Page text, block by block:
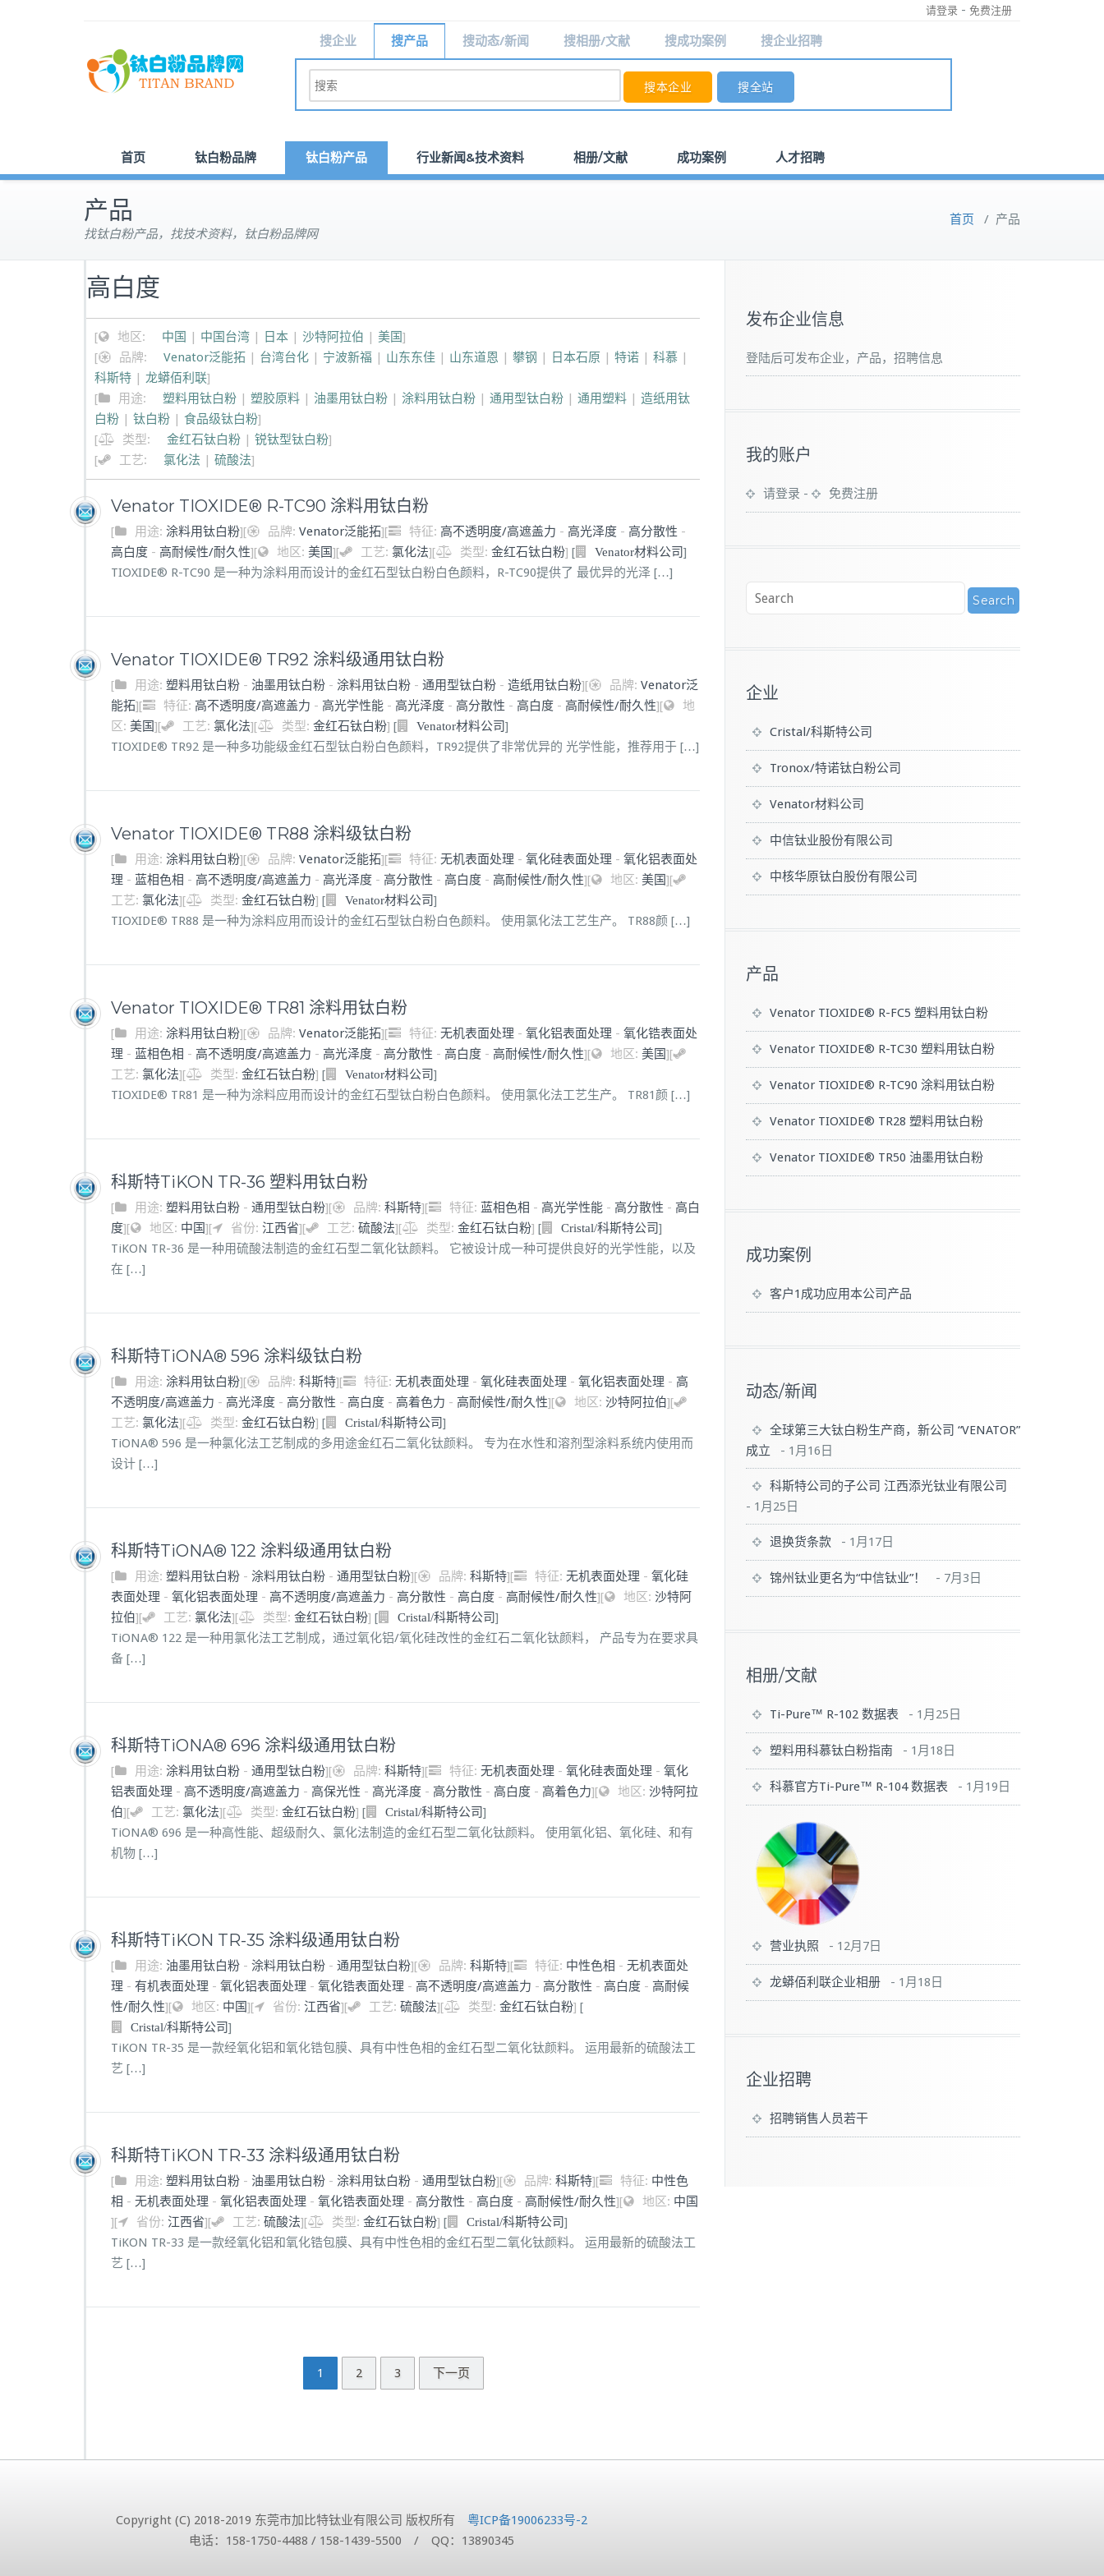
请登录 - 免费注册
搜企业 搜产品 搜动态/新闻 搜相册/文献 搜成功案例 搜企业招聘
首页 钛白粉品牌 钛白粉产品 行业新闻&技术资料 相册/文献 成功案例 人才招聘
产品
找钛白粉产品，找技术资料，钛白粉品牌网
首页 / 产品
高白度
[ 地区: 中国 | 中国台湾 | 日本 | 沙特阿拉伯 | 美国]
[
品牌: Venator泛能拓 | 台湾台化 | 宁波新福 | 山东东佳 | 山东道恩 | 攀钢 | 日本石原 | 特诺 | 科慕 |
科斯特 | 龙蟒佰利联]
[
用途: 塑料用钛白粉 | 塑胶原料 | 油墨用钛白粉 | 涂料用钛白粉 | 通用型钛白粉 | 通用塑料 | 造纸用钛
白粉 | 钛白粉 | 食品级钛白粉]
[
类型: 金红石钛白粉 | 锐钛型钛白粉]
[
工艺: 氯化法 | 硫酸法]
Venator TIOXIDE® R-TC90 涂料用钛白粉
[ 用途: 涂料用钛白粉][ 品牌: Venator泛能拓][ 特征: 高不透明度/高遮盖力 - 高光泽度 - 高分散性 -
高白度 - 高耐候性/耐久性][ 地区: 美国][ 工艺: 氯化法][ 类型: 金红石钛白粉] [ Venator材料公司 ]
TIOXIDE® R-TC90 是一种为涂料用而设计的金红石型钛白粉白色颜料，R-TC90提供了 最优异的光泽 […]
Venator TIOXIDE® TR92 涂料级通用钛白粉
[ 用途: 塑料用钛白粉 - 油墨用钛白粉 - 涂料用钛白粉 - 通用型钛白粉 - 造纸用钛白粉][ 品牌: Venator泛
能拓][ 特征: 高不透明度/高遮盖力 - 高光学性能 - 高光泽度 - 高分散性 - 高白度 - 高耐候性/耐久性][
地
区: 美国][ 工艺: 氯化法][ 类型: 金红石钛白粉] [ Venator材料公司 ]
TIOXIDE® TR92 是一种多功能级金红石型钛白粉白色颜料，TR92提供了非常优异的 光学性能，推荐用于 […]
Venator TIOXIDE® TR88 涂料级钛白粉
[ 用途: 涂料用钛白粉][ 品牌: Venator泛能拓][ 特征: 无机表面处理 - 氧化硅表面处理 - 氧化铝表面处
理 - 蓝相色相 - 高不透明度/高遮盖力 - 高光泽度 - 高分散性 - 高白度 - 高耐候性/耐久性][ 地区: 美国][
工艺: 氯化法][ 类型: 金红石钛白粉] [ Venator材料公司 ]
TIOXIDE® TR88 是一种为涂料应用而设计的金红石型钛白粉白色颜料。 使用氯化法工艺生产。 TR88颜 […]
Venator TIOXIDE® TR81 涂料用钛白粉
[ 用途: 涂料用钛白粉][ 品牌: Venator泛能拓][ 特征: 无机表面处理 - 氧化铝表面处理 - 氧化锆表面处
理 - 蓝相色相 - 高不透明度/高遮盖力 - 高光泽度 - 高分散性 - 高白度 - 高耐候性/耐久性][ 地区: 美国][
工艺: 氯化法][ 类型: 金红石钛白粉] [ Venator材料公司 ]
TIOXIDE® TR81 是一种为涂料应用而设计的金红石型钛白粉白色颜料。 使用氯化法工艺生产。 TR81颜 […]
科斯特TiKON TR-36 塑料用钛白粉
[ 用途: 塑料用钛白粉 - 通用型钛白粉][ 品牌: 科斯特][ 特征: 蓝相色相 - 高光学性能 - 高分散性 - 高白
度][ 地区: 中国][ 省份: 江西省][ 工艺: 硫酸法][ 类型: 金红石钛白粉] [ Cristal/科斯特公司 ]
TiKON TR-36 是一种用硫酸法制造的金红石型二氧化钛颜料。 它被设计成一种可提供良好的光学性能，以及
在 […]
科斯特TiONA® 596 涂料级钛白粉
[ 用途: 涂料用钛白粉][ 品牌: 科斯特][ 特征: 无机表面处理 - 氧化硅表面处理 - 氧化铝表面处理 - 高
不透明度/高遮盖力 - 高光泽度 - 高分散性 - 高白度 - 高着色力 - 高耐候性/耐久性][ 地区: 沙特阿拉伯][
工艺: 氯化法][ 类型: 金红石钛白粉] [ Cristal/科斯特公司 ]
TiONA® 596 是一种氯化法工艺制成的多用途金红石二氧化钛颜料。 专为在水性和溶剂型涂料系统内使用而
设计 […]
科斯特TiONA® 122 涂料级通用钛白粉
[ 用途: 塑料用钛白粉 - 涂料用钛白粉 - 通用型钛白粉][ 品牌: 科斯特][ 特征: 无机表面处理 - 氧化硅
表面处理 - 氧化铝表面处理 - 高不透明度/高遮盖力 - 高分散性 - 高白度 - 高耐候性/耐久性][ 地区: 沙特阿
拉伯][ 工艺: 氯化法][ 类型: 金红石钛白粉] [ Cristal/科斯特公司 ]
TiONA® 122 是一种用氯化法工艺制成，通过氧化铝/氧化硅改性的金红石二氧化钛颜料， 产品专为在要求具
备 […]
科斯特TiONA® 696 涂料级通用钛白粉
[ 用途: 涂料用钛白粉 - 通用型钛白粉][ 品牌: 科斯特][ 特征: 无机表面处理 - 氧化硅表面处理 - 氧化
铝表面处理 - 高不透明度/高遮盖力 - 高保光性 - 高光泽度 - 高分散性 - 高白度 - 高着色力][ 地区: 沙特阿拉
伯][ 工艺: 氯化法][ 类型: 金红石钛白粉] [ Cristal/科斯特公司 ]
TiONA® 696 是一种高性能、超级耐久、氯化法制造的金红石型二氧化钛颜料。 使用氧化铝、氧化硅、和有
机物 […]
科斯特TiKON TR-35 涂料级通用钛白粉
[ 用途: 油墨用钛白粉 - 涂料用钛白粉 - 通用型钛白粉][ 品牌: 科斯特][ 特征: 中性色相 - 无机表面处
理 - 有机表面处理 - 氧化铝表面处理 - 氧化锆表面处理 - 高不透明度/高遮盖力 - 高分散性 - 高白度 - 高耐候
性/耐久性][ 地区: 中国][ 省份: 江西省][ 工艺: 硫酸法][ 类型: 金红石钛白粉] [
Cristal/科斯特公司 ]
TiKON TR-35 是一款经氧化铝和氧化锆包膜、具有中性色相的金红石型二氧化钛颜料。 运用最新的硫酸法工
艺 […]
科斯特TiKON TR-33 涂料级通用钛白粉
[ 用途: 塑料用钛白粉 - 油墨用钛白粉 - 涂料用钛白粉 - 通用型钛白粉][ 品牌: 科斯特][ 特征: 中性色
相 - 无机表面处理 - 氧化铝表面处理 - 氧化锆表面处理 - 高分散性 - 高白度 - 高耐候性/耐久性][ 地区: 中国
][ 省份: 江西省][ 工艺: 硫酸法][ 类型: 金红石钛白粉] [ Cristal/科斯特公司 ]
TiKON TR-33 是一款经氧化铝和氧化锆包膜、具有中性色相的金红石型二氧化钛颜料。 运用最新的硫酸法工
艺 […]
1 2 3 下一页
发布企业信息
登陆后可发布企业，产品，招聘信息
我的账户
请登录 - 免费注册
企业
Cristal/科斯特公司
Tronox/特诺钛白粉公司
Venator材料公司
中信钛业股份有限公司
中核华原钛白股份有限公司
产品
Venator TIOXIDE® R-FC5 塑料用钛白粉
Venator TIOXIDE® R-TC30 塑料用钛白粉
Venator TIOXIDE® R-TC90 涂料用钛白粉
Venator TIOXIDE® TR28 塑料用钛白粉
Venator TIOXIDE® TR50 油墨用钛白粉
成功案例
客户1成功应用本公司产品
动态/新闻
全球第三大钛白粉生产商，新公司 “VENATOR”
成立
- 1月16日
科斯特公司的子公司 江西添光钛业有限公司
- 1月25日
退换货条款 - 1月17日
锦州钛业更名为“中信钛业”！ - 7月3日
相册/文献
Ti-Pure™ R-102 数据表 - 1月25日
塑料用科慕钛白粉指南 - 1月18日
科慕官方Ti-Pure™ R-104 数据表 - 1月19日
营业执照 - 12月7日
龙蟒佰利联企业相册 - 1月18日
企业招聘
招聘销售人员若干
Copyright (C) 2018-2019 东莞市加比特钛业有限公司 版权所有粤ICP备19006233号-2
电话：158-1750-4488 / 158-1439-5500 / QQ：13890345